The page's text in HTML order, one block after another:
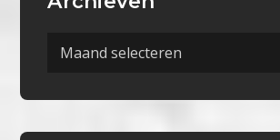
Archieven